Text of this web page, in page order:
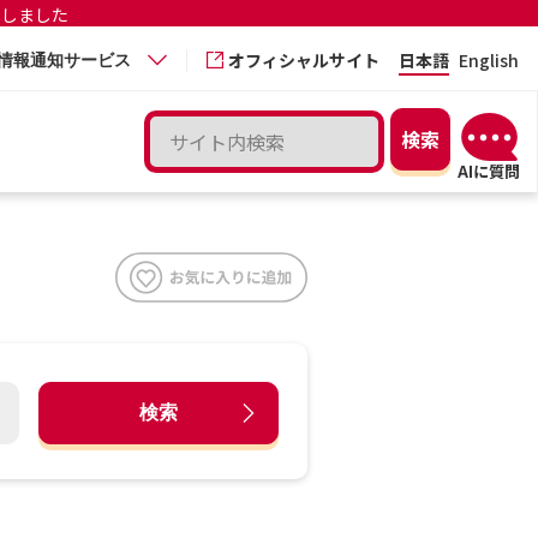
ました
報通知サービス オフィシャルサイト 日本語 English
検索